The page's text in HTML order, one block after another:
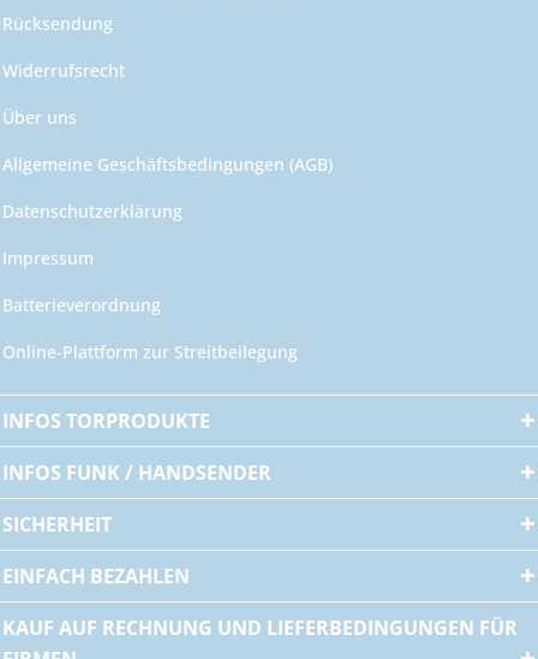
Rücksendung
Widerrufsrecht
Über uns
Allgemeine Geschäftsbedingungen (AGB)
Datenschutzerklärung
Impressum
Batterieverordnung
Online-Plattform zur Streitbeilegung
INFOS TORPRODUKTE
INFOS FUNK / HANDSENDER
SICHERHEIT
EINFACH BEZAHLEN
KAUF AUF RECHNUNG UND LIEFERBEDINGUNGEN FÜR